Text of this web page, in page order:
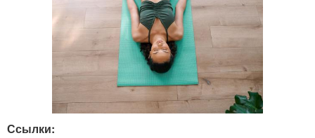
Ссылки: